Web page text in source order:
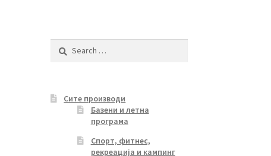
Search
Сите производи
Базени и летна
програма
Спорт, фитнес,
рекреација и кампинг